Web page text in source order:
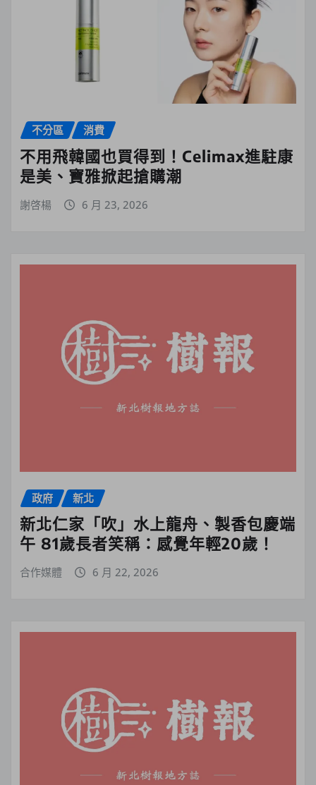
不分區 消費
不用飛韓國也買得到！Celimax進駐康
是美、寶雅掀起搶購潮
謝啓楊 6 月 23, 2026
政府 新北
新北仁家「吹」水上龍舟、製香包慶端
午 81歲長者笑稱：感覺年輕20歲！
合作媒體 6 月 22, 2026